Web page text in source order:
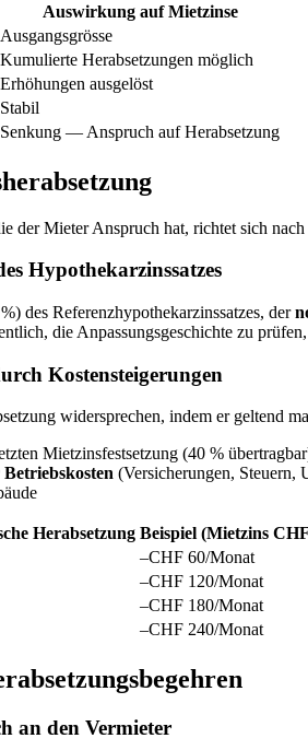
Auswirkung auf Mietzinse
Ausgangsgrösse
Kumulierte Herabsetzungen möglich
Erhöhungen ausgelöst
Stabil
Senkung — Anspruch auf Herabsetzung
der Mieter Anspruch hat, richtet sich
Hypothekarzinssatzes
des Referenzhypothekarzinssatzes, der
die Anpassungsgeschichte zu
Kostensteigerungen
widersprechen, indem er geltend
Mietzinsfestsetzung (40 %
(Versicherungen, Steuern,
Herabsetzung Beispiel (Mietzins
–CHF 60/Monat
–CHF 120/Monat
–CHF 180/Monat
–CHF 240/Monat
an den Vermieter